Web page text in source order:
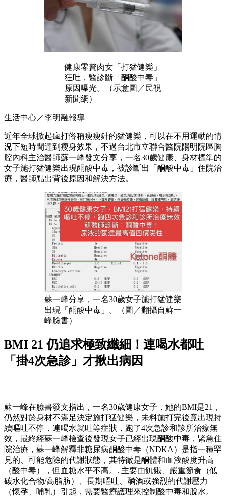
健康零贅肉女「打猛健樂」
狂吐，醫診斷「酮酸中毒」
原因曝光。（示意圖／民視
新聞網）
生活中心／李明融報導
近年全球掀起瘋打俗稱瘦瘦針的猛健樂，可以在不用運動的情
況下短時間達到瘦身效果，不過台北市立聯合醫院陽明院區胸
腔內科主治醫師蘇一峰發文分享，一名30歲健康、身材標準的
女子施打猛健樂出現酮酸中毒，被診斷出「酮酸中毒」住院治
療，醫師點出背後原因和解決方法。
蘇一峰分享，一名30歲女子施打猛健樂
出現「酮酸中毒」。（圖／翻攝自蘇一
峰臉書）
BMI 21 仍追求極致纖細！連喝水都吐
「掛4次急診」才揪出病因
蘇一峰在臉書發文指出，一名30歲健康女子，她的BMI是21，
仍然對於身材不滿足決定施打猛健樂，未料施打完後竟出現持
續嘔吐不停，連喝水就吐等症狀，跑了4次急診和診所治療無
效，最終經蘇一峰檢查後發現女子已經出現酮酸中毒，緊急住
院治療，蘇一峰解釋非糖尿病酮酸中毒（NDKA）是指一種罕
見的、可能危險的代謝狀態，其特徵是酮體和血液酸度升高
（酸中毒），但血糖水平不高。. 主要由飢餓、嚴重節食（低
碳水化合物/高脂肪）、長期嘔吐、酗酒或強烈的代謝壓力
（懷孕、哺乳）引起，需要醫療護理來控制酸中毒和脫水。